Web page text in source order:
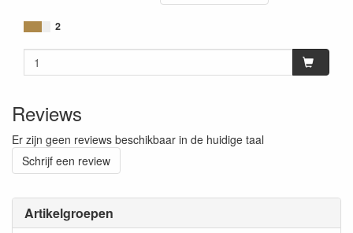
Artikelgroepen
2
Reviews
Er zijn geen reviews beschikbaar in de huidige taal
Schrijf een review